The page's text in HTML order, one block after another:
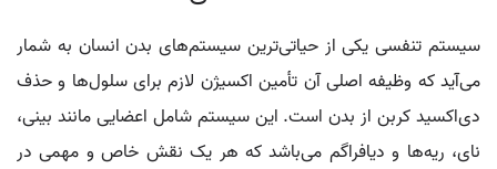
سیستم تنفسی یکی از حیاتی‌ترین سیستم‌های بدن انسان به شمار
می‌آید که وظیفه اصلی آن تأمین اکسیژن لازم برای سلول‌ها و حذف
دی‌اکسید کربن از بدن است. این سیستم شامل اعضایی مانند بینی،
نای، ریه‌ها و دیافراگم می‌باشد که هر یک نقش خاص و مهمی در